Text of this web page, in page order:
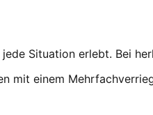
Situation erlebt. Bei
mit einem